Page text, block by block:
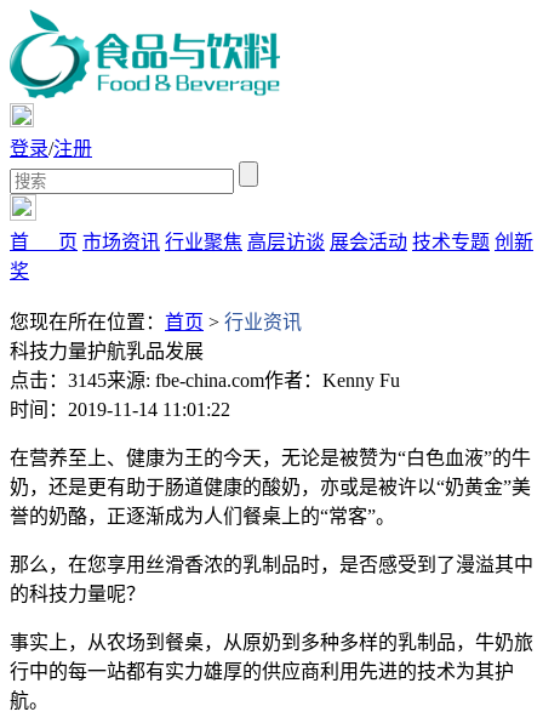
登录/注册
首 页 市场资讯 行业聚焦 高层访谈 展会活动 技术专题 创新
奖
您现在所在位置： 首页 > 行业资讯
科技力量护航乳品发展
点击：3145来源: fbe-china.com作者：Kenny Fu
时间：2019-11-14 11:01:22
在营养至上、健康为王的今天，无论是被赞为“白色血液”的牛
奶，还是更有助于肠道健康的酸奶，亦或是被许以“奶黄金”美
誉的奶酪，正逐渐成为人们餐桌上的“常客”。
那么，在您享用丝滑香浓的乳制品时，是否感受到了漫溢其中
的科技力量呢？
事实上，从农场到餐桌，从原奶到多种多样的乳制品，牛奶旅
行中的每一站都有实力雄厚的供应商利用先进的技术为其护
航。